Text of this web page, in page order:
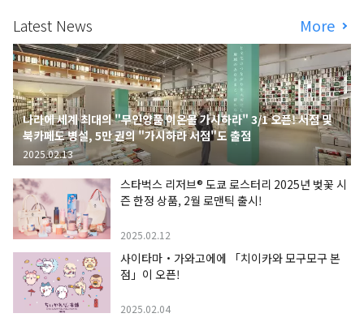
Latest News More
나라에 세계 최대의 "무인양품 이온몰 가시하라" 3/1 오픈! 서점 및
북카페도 병설, 5만 권의 "가시하라 서점"도 출점
2025.02.13
스타벅스 리저브® 도쿄 로스터리 2025년 벚꽃 시
즌 한정 상품, 2월 로맨틱 출시!
2025.02.12
사이타마・가와고에에 「치이카와 모구모구 본
점」이 오픈!
2025.02.04